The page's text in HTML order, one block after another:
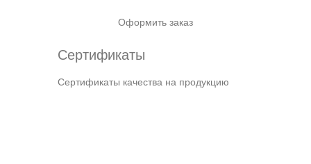
Оформить заказ
Сертификаты
Сертификаты качества на продукцию